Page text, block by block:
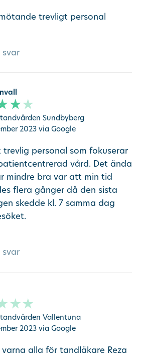
trevligt personal
svar
Sundbyberg
2023 via Google
trevlig personal som fokuserar
vård. Det ända
mindre bra var att min tid
flera gånger då den sista
skedde kl. 7 samma dag
svar
Vallentuna
2023 via Google
alla för tandläkare Reza